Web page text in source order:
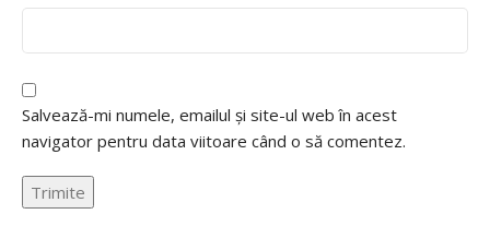
Salvează-mi numele, emailul și site-ul web în acest
navigator pentru data viitoare când o să comentez.